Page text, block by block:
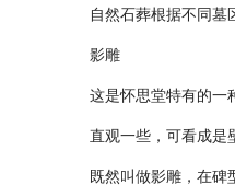
自然石葬根据不同墓
影雕
这是怀思堂特有的一
直观一些，可看成是
既然叫做影雕，在碑